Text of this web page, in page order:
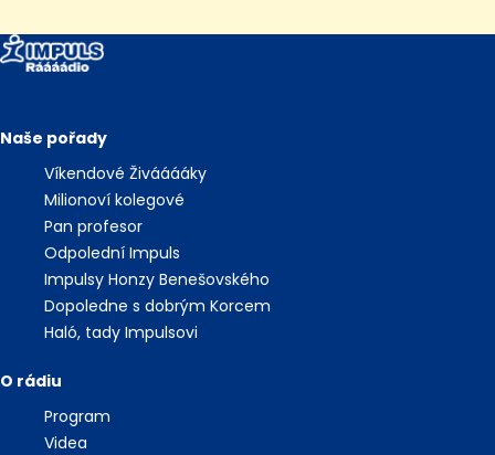
Naše pořady
Víkendové Živááááky
Milionoví kolegové
Pan profesor
Odpolední Impuls
Impulsy Honzy Benešovského
Dopoledne s dobrým Korcem
Haló, tady Impulsovi
O rádiu
Program
Videa